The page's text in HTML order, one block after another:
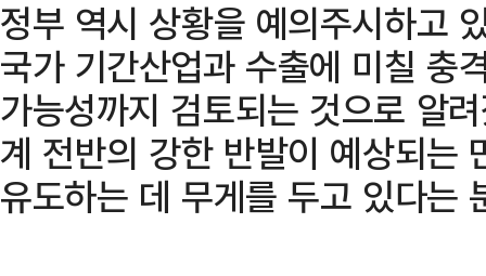
정부 역시 상황을 예의주시하고
국가 기간산업과 수출에 미칠 충
가능성까지 검토되는 것으로 알
계 전반의 강한 반발이 예상되는
유도하는 데 무게를 두고 있다는